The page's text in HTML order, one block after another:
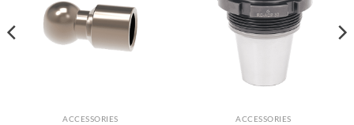
ACCESSORIES ACCESSORIES